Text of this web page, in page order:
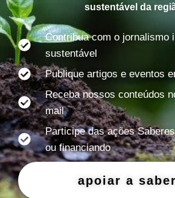
sustentável da
Contribua com o jornalismo
sustentável
Publique artigos e eventos
Receba nossos conteúdos
mail
Participe das ações
ou financiando
apoiar a